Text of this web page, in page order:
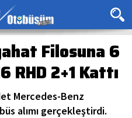
Filosuna 6
RHD 2+1 Kattı
Mercedes-Benz
alımı gerçekleştirdi.